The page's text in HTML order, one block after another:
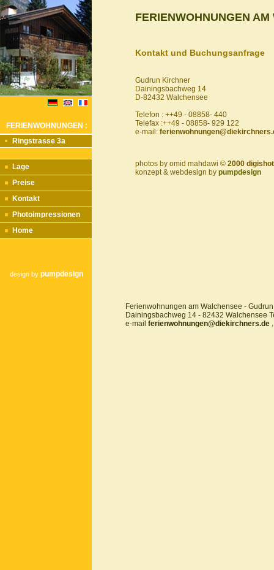
FERIENWOHNUNGEN :
Ringstrasse 3a
Lage
Preise
Kontakt
Photoimpressionen
Home
design by pumpdesign
FERIENWOHNUNGEN
Kontakt und Buchungsanfrage
Gudrun Kirchner
Dainingsbachweg 14
D-82432 Walchensee
Telefon : ++49 - 08858- 440
Telefax :++49 - 08858- 929 122
e-mail:
photos by omid mahdawi © 2000
konzept & webdesign by pumpdesign
Ferienwohnungen am Walchensee -
Dainingsbachweg 14 - 82432 Walchensee
e-mail ferienwohnungen@diekirchners.de